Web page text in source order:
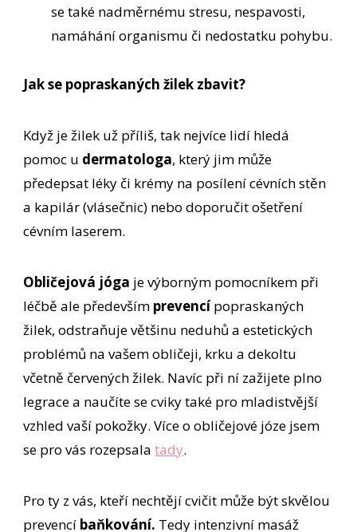
se také nadměrnému stresu, nespavosti,
namáhání organismu či nedostatku pohybu.
Jak se popraskaných žilek zbavit?
Když je žilek už příliš, tak nejvíce lidí hledá
pomoc u dermatologa, který jim může
předepsat léky či krémy na posílení cévních stěn
a kapilár (vlásečnic) nebo doporučit ošetření
cévním laserem.
Obličejová jóga je výborným pomocníkem při
léčbě ale především prevencípopraskaných
žilek, odstraňuje většinu neduhů a estetických
problémů na vašem obličeji, krku a dekoltu
včetně červených žilek. Navíc při ní zažijete plno
legrace a naučíte se cviky také pro mladistvější
vzhled vaší pokožky. Více o obličejové józe jsem
se pro vás rozepsalatady.
Pro ty z vás, kteří nechtějí cvičit může být skvělou
prevencí baňkování. Tedy intenzivní masáž